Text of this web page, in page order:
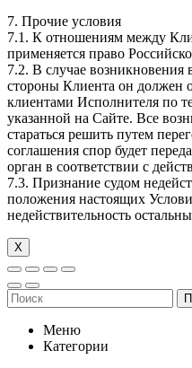
7. Прочие условия
7.1. К отношениям между
применяется право
7.2. В случае возникновения
стороны Клиента он должен
клиентами Исполнителя по
указанной на Сайте. Все
стараться решить путем
соглашения спор будет
орган в соответствии с
7.3. Признание судом
положения настоящих
недействительность
Х
Меню
Категории